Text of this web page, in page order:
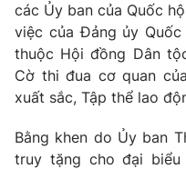
Sản phẩm
Thị trường
Tư vấn
Lịch phát sóng
Chuyên mục khác
Emagazine
các Ủy ban của Quốc
việc của Đảng ủy
thuộc Hội đồng Dân
Cờ thi đua cơ quan
xuất sắc, Tập thể lao
Bằng khen do Ủy ban
truy tặng cho đại biểu